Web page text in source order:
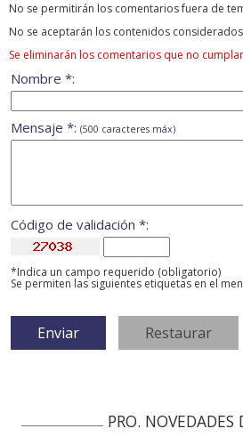
No se permitirán los comentarios fuera de
No se aceptarán los contenidos
Se eliminarán los comentarios que no
Nombre *:
Mensaje *: (500 caracteres máx)
Código de validación *:
*Indica un campo requerido (obligatorio)
Se permiten las siguientes etiquetas en el
PRO. NOVEDADES